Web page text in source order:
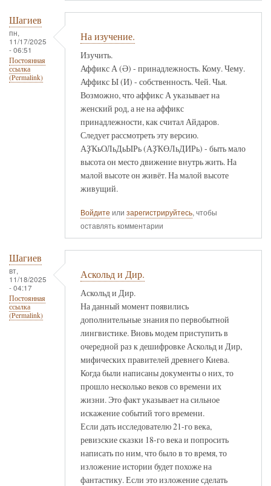
Шагиев
пн,
11/17/2025
- 06:51
Постоянная
ссылка
(Permalink)
На изучение.
Изучить.
Аффикс А (Ә) - принадлежность. Кому. Чему.
Аффикс Ы (И) - собственность. Чей. Чья.
Возможно, что аффикс А указывает на
женский род, а не на аффикс
принадлежности, как считал Айдаров.
Следует рассмотреть эту версию.
АҘҠьОЛьДьЫРь (АҘҠӨЛьДИРь) - быть мало
высота он место движение внутрь жить. На
малой высоте он живёт. На малой высоте
живущий.
Войдите или зарегистрируйтесь, чтобы
оставлять комментарии
Шагиев
вт,
11/18/2025
- 04:17
Постоянная
ссылка
(Permalink)
Аскольд и Дир.
Аскольд и Дир.
На данный момент появились
дополнительные знания по первобытной
лингвистике. Вновь модем приступить в
очередной раз к дешифровке Аскольд и Дир,
мифических правителей древнего Киева.
Когда были написаны документы о них, то
прошло несколько веков со времени их
жизни. Это факт указывает на сильное
искажение событий того времени.
Если дать исследователю 21-го века,
ревизские сказки 18-го века и попросить
написать по ним, что было в то время, то
изложение истории будет похоже на
фантастику. Если это изложение сделать